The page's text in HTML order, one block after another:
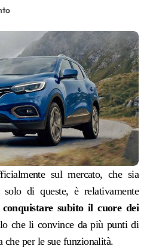
di queste, è relativamente
subito il cuore dei
che li convince da più punti di
che per le sue funzionalità.